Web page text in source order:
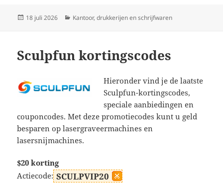
Geplaatst
18 juli 2026 Categorieën
Kantoor, drukkerijen en schrijfwaren
Sculpfun kortingscodes
Hieronder vind je de laatste
Sculpfun-kortingscodes,
speciale aanbiedingen en
couponcodes. Met deze promotiecodes kunt u geld
besparen op lasergraveermachines en
lasersnijmachines.
$20 korting
Actiecode: SCULPVIP20